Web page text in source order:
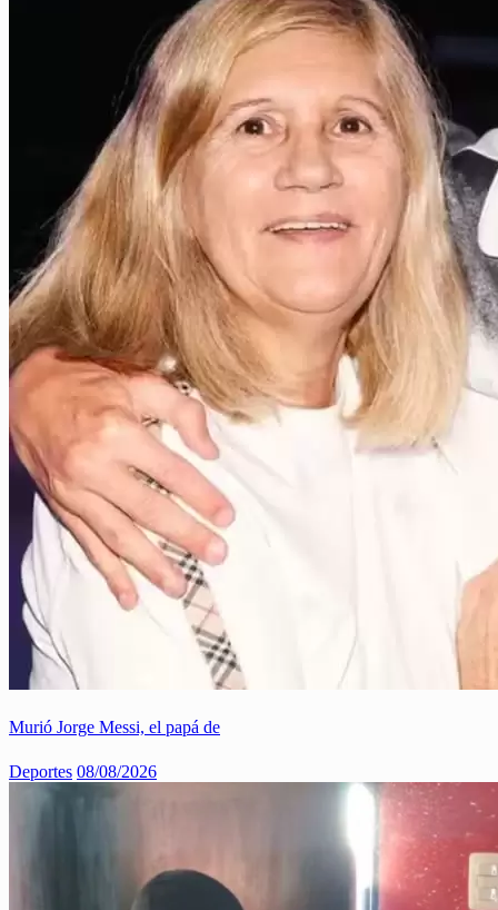
Murió Jorge Messi, el papá de
Deportes 08/08/2026